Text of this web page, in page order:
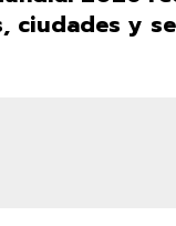
ciudades y